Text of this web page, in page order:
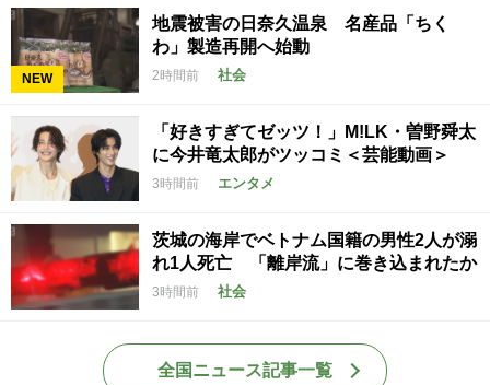
NEW
地震被害の日奈久温泉 名産品「ちく
わ」製造再開へ始動
2時間前 社会
「好きすぎてゼッツ！」M!LK・曽野舜太
に今井竜太郎がツッコミ＜芸能動画＞
3時間前 エンタメ
茨城の海岸でベトナム国籍の男性2人が溺
れ1人死亡 「離岸流」に巻き込まれたか
3時間前 社会
全国ニュース記事一覧